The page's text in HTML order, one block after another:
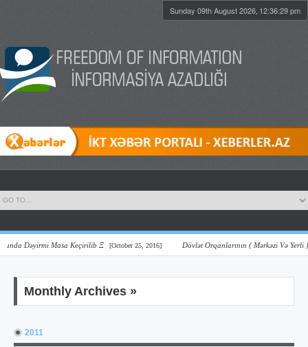
Sunday 09th August 2026, 12:36:29 pm
Dəyirmi Masa Keçirilib Ξ [October 25, 2016] Dövlət Orqanlarının ( Mərkəzi Və Yerli )
Monthly Archives »
2011